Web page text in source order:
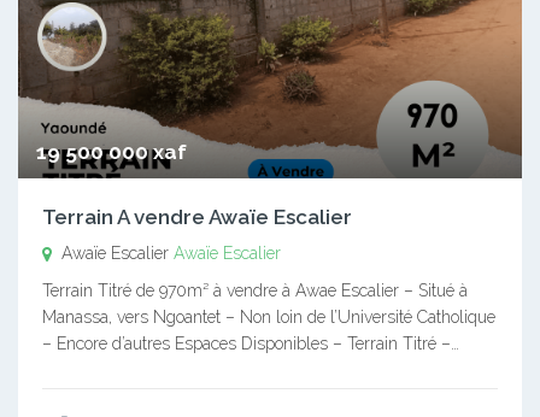
19 500 000 xaf
Terrain A vendre Awaïe Escalier
Awaïe Escalier Awaïe Escalier
Terrain Titré de 970m² à vendre à Awae Escalier – Situé à
Manassa, vers Ngoantet – Non loin de l’Université Catholique
– Encore d’autres Espaces Disponibles – Terrain Titré –…